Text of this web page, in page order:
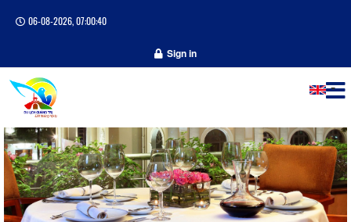
06-08-2026, 07:00:40
Sign in